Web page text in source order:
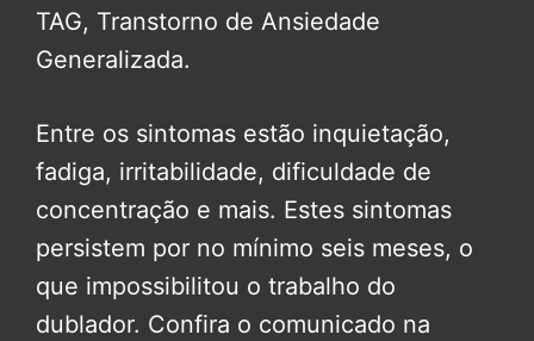
TAG, Transtorno de Ansiedade
Generalizada.
Entre os sintomas estão inquietação,
fadiga, irritabilidade, dificuldade de
concentração e mais. Estes sintomas
persistem por no mínimo seis meses, o
que impossibilitou o trabalho do
dublador. Confira o comunicado na